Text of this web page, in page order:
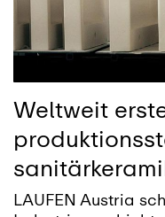
Weltweit
LAUFEN Austria